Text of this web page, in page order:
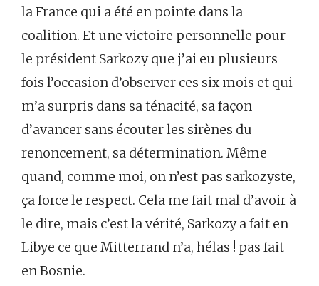
la France qui a été en pointe dans la
coalition. Et une victoire personnelle pour
le président Sarkozy que j’ai eu plusieurs
fois l’occasion d’observer ces six mois et qui
m’a surpris dans sa ténacité, sa façon
d’avancer sans écouter les sirènes du
renoncement, sa détermination. Même
quand, comme moi, on n’est pas sarkozyste,
ça force le respect. Cela me fait mal d’avoir à
le dire, mais c’est la vérité, Sarkozy a fait en
Libye ce que Mitterrand n’a, hélas ! pas fait
en Bosnie.